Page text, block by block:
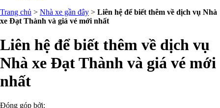
Trang chủ > Nhà xe gần đây > Liên hệ để biết thêm về dịch vụ Nhà
xe Đạt Thành và giá vé mới nhất
Liên hệ để biết thêm về dịch vụ
Nhà xe Đạt Thành và giá vé mới
nhất
Đóng góp bởi: